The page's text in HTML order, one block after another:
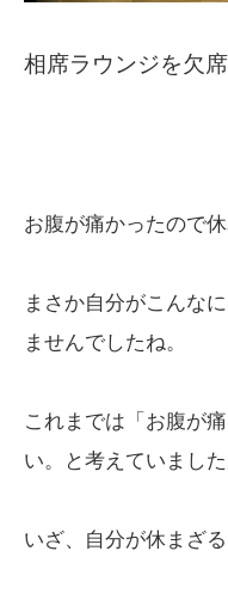
相席ラウンジを欠
お腹が痛かったので休
まさか自分がこんな
ませんでしたね。
これまでは「お腹が
い。と考えていました
いざ、自分が休まざ